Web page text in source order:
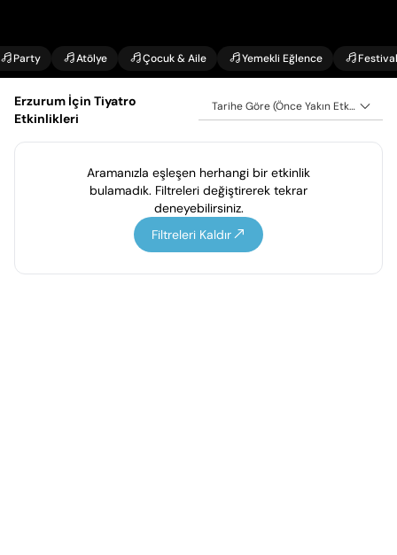
Party Atölye Çocuk & Aile Yemekli Eğlence Festival
Erzurum İçin Tiyatro
Etkinlikleri
Tarihe Göre (Önce Yakın Etkinlikler)
Aramanızla eşleşen herhangi bir etkinlik
bulamadık. Filtreleri değiştirerek tekrar
deneyebilirsiniz.
Filtreleri Kaldır